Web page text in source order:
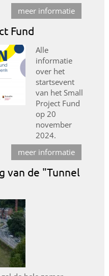
meer informatie
Fund
Alle
informatie
over het
startsevent
van het Small
Project Fund
op 20
november
2024.
meer informatie
van de "Tunnel